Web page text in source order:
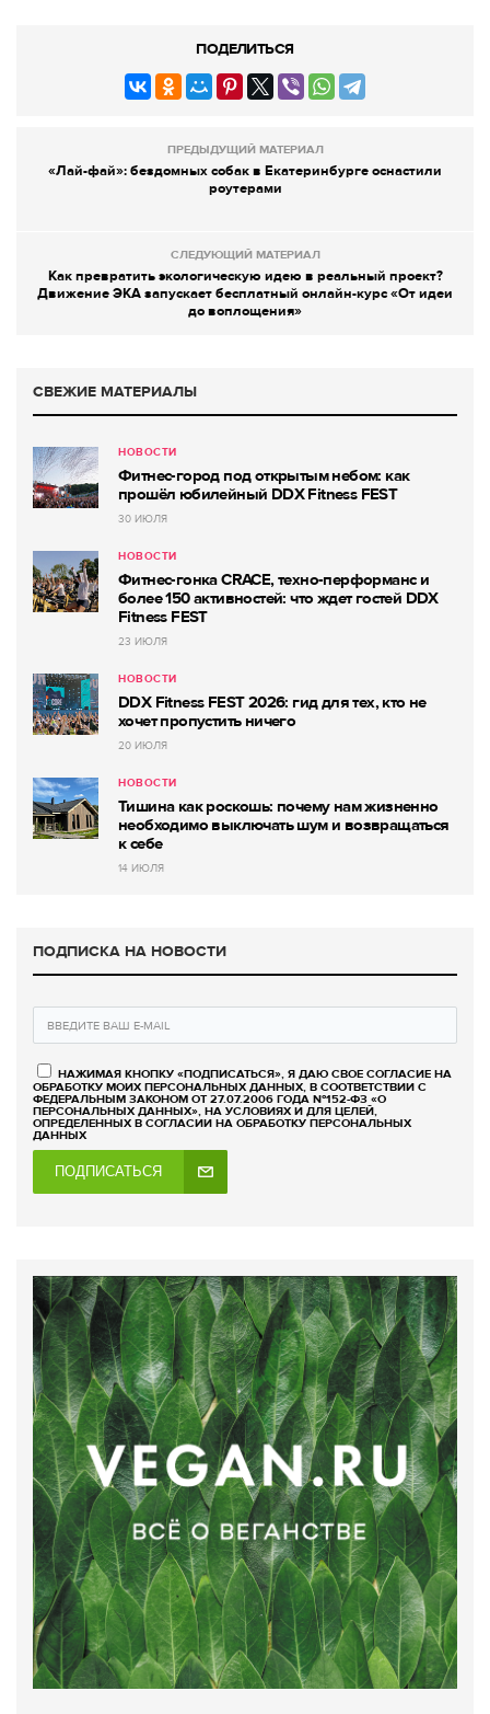
ПОДЕЛИТЬСЯ
ПРЕДЫДУЩИЙ МАТЕРИАЛ
«Лай-фай»: бездомных собак в Екатеринбурге оснастили
роутерами
СЛЕДУЮЩИЙ МАТЕРИАЛ
Как превратить экологическую идею в реальный проект?
Движение ЭКА запускает бесплатный онлайн-курс «От идеи
до воплощения»
СВЕЖИЕ МАТЕРИАЛЫ
НОВОСТИ
Фитнес-город под открытым небом: как
прошёл юбилейный DDX Fitness FEST
30 ИЮЛЯ
НОВОСТИ
Фитнес-гонка CRACE, техно-перформанс и
более 150 активностей: что ждет гостей DDX
Fitness FEST
23 ИЮЛЯ
НОВОСТИ
DDX Fitness FEST 2026: гид для тех, кто не
хочет пропустить ничего
20 ИЮЛЯ
НОВОСТИ
Тишина как роскошь: почему нам жизненно
необходимо выключать шум и возвращаться
к себе
14 ИЮЛЯ
ПОДПИСКА НА НОВОСТИ
НАЖИМАЯ КНОПКУ «ПОДПИСАТЬСЯ», Я ДАЮ СВОЕ СОГЛАСИЕ НА
ОБРАБОТКУ МОИХ ПЕРСОНАЛЬНЫХ ДАННЫХ, В СООТВЕТСТВИИ С
ФЕДЕРАЛЬНЫМ ЗАКОНОМ ОТ 27.07.2006 ГОДА №152-ФЗ «О
ПЕРСОНАЛЬНЫХ ДАННЫХ», НА УСЛОВИЯХ И ДЛЯ ЦЕЛЕЙ,
ОПРЕДЕЛЕННЫХ В СОГЛАСИИ НА ОБРАБОТКУ ПЕРСОНАЛЬНЫХ
ДАННЫХ
ПОДПИСАТЬСЯ